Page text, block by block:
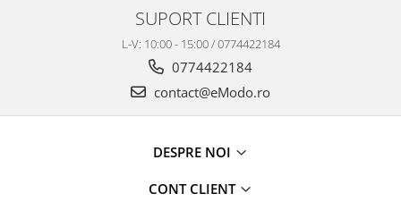
SUPORT CLIENTI
L-V: 10:00 - 15:00 / 0774422184
0774422184
contact@eModo.ro
DESPRE NOI
CONT CLIENT